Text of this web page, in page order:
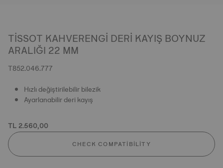
TISSOT KAHVERENGI DERI KAYIŞ BOYNUZ
ARALIĞI 22 MM
T852.046.777
Hızlı değiştirilebilir bilezik
Ayarlanabilir deri kayış
TL 2.560,00
CHECK COMPATIBILITY